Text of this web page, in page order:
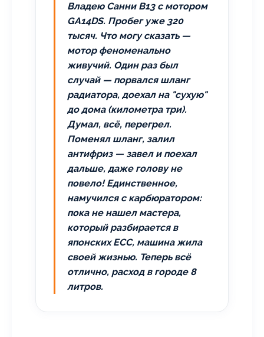
Владею Санни B13 с мотором
GA14DS. Пробег уже 320
тысяч. Что могу сказать —
мотор феноменально
живучий. Один раз был
случай — порвался шланг
радиатора, доехал на "сухую"
до дома (километра три).
Думал, всё, перегрел.
Поменял шланг, залил
антифриз — завел и поехал
дальше, даже голову не
повело! Единственное,
намучился с карбюратором:
пока не нашел мастера,
который разбирается в
японских ECC, машина жила
своей жизнью. Теперь всё
отлично, расход в городе 8
литров.